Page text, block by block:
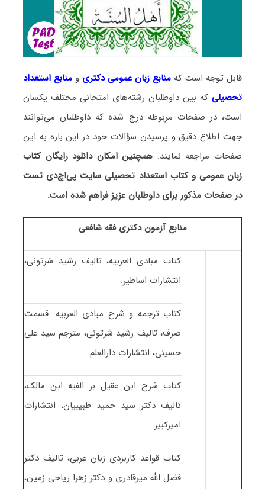
قابل توجه است که منابع زبان عمومی دکتری و منابع استعداد
تحصیلی که بین داوطلبان رشته‌های امتحانی مختلف یکسان
است، در صفحات مربوطه درج شده که داوطلبان می‌توانند
جهت اطلاع دقیق و پرسیدن سؤالات خود در این باره به این
صفحات مراجعه نمایند. همچنین امکان دانلود رایگان کتاب
زبان عمومی و کتاب استعداد تحصیلی سایت پی‌اچ‌دی تست
در صفحات مذکور برای داوطلبان عزیز فراهم شده است.
منابع آزمون دکتری فقه شافعی
کتاب مبادی العربیه، تالیف رشید شرتونی،
انتشارات اساطیر.
کتاب ترجمه و شرح مبادی العربیه: قسمت
صرف، تالیف رشید شرتونی، مترجم سید علی
حسینی، انتشارات دارالعلم.
کتاب شرح ابن عقیل بر الفیه ابن مالک،
تالیف دکتر سید حمید طبیبیان، انتشارات
امیرکبیر.
کتاب قواعد کاربردی زبان عربی، تالیف دکتر
فضل الله میرقادری و دکتر زهرا ریاحی زمین،